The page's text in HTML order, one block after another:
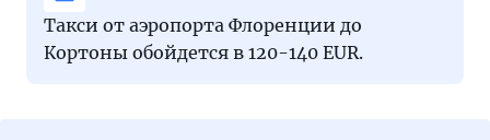
Такси от аэропорта Флоренции до
Кортоны обойдется в 120-140 EUR.